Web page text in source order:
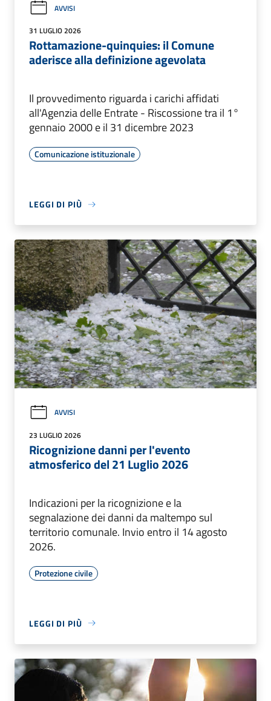
AVVISI
31 LUGLIO 2026
Rottamazione-quinquies: il Comune
aderisce alla definizione agevolata
Il provvedimento riguarda i carichi affidati
all'Agenzia delle Entrate - Riscossione tra il 1°
gennaio 2000 e il 31 dicembre 2023
Comunicazione istituzionale
LEGGI DI PIÙ
AVVISI
23 LUGLIO 2026
Ricognizione danni per l'evento
atmosferico del 21 Luglio 2026
Indicazioni per la ricognizione e la
segnalazione dei danni da maltempo sul
territorio comunale. Invio entro il 14 agosto
2026.
Protezione civile
LEGGI DI PIÙ